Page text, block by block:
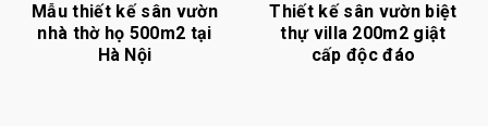
Mẫu thiết kế sân vườn
nhà thờ họ 500m2 tại
Hà Nội
Thiết kế sân vườn biệt
thự villa 200m2 giật
cấp độc đáo